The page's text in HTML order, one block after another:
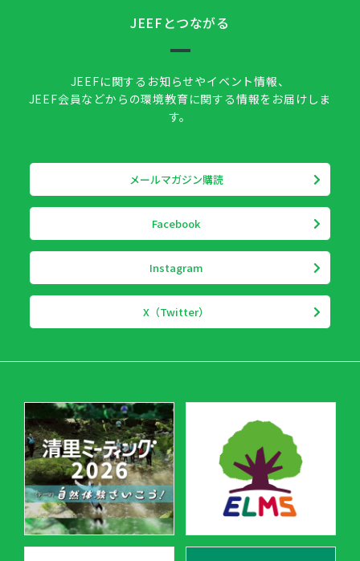
JEEFとつながる
JEEFに関するお知らせやイベント情報、
JEEF会員などからの環境教育に関する情報をお届けしま
す。
メールマガジン購読
Facebook
Instagram
X（Twitter）